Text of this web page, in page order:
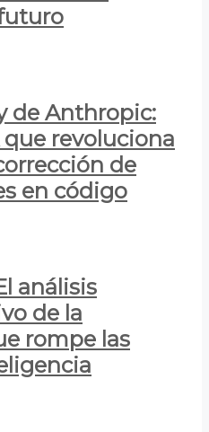
de Anthropic:
que revoluciona
de
en código
análisis
de la
rompe las